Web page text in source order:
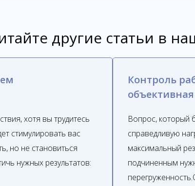
другие статьи в
хотя вы трудитесь
стимулировать вас
но не становиться
нужных результатов:
Контроль
Вопрос, который
справедливую
максимальный
подчиненным